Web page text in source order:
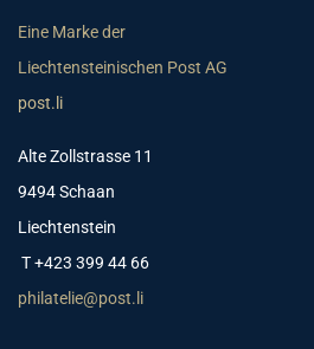
Eine Marke der
Liechtensteinischen Post AG
post.li
Alte Zollstrasse 11
9494 Schaan
Liechtenstein
T +423 399 44 66
philatelie@post.li